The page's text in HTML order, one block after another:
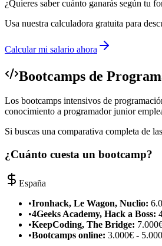
¿Quieres saber cuánto ganarás según tu
Usa nuestra calculadora gratuita para
Calcular mi salario ahora
Bootcamps de
Los bootcamps intensivos de
conocimiento a programador junior
Si buscas una comparativa completa de
¿Cuánto cuesta un bootcamp?
España
•Ironhack, Le Wagon, Nuclio:
•4Geeks Academy, Hack a Boss:
•KeepCoding, The Bridge:
•Bootcamps online: 3.000€ -